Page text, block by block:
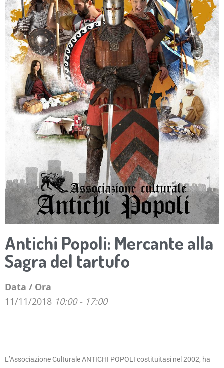
Antichi Popoli: Mercante alla
Sagra del tartufo
Data / Ora
11/11/2018 10:00 - 17:00
L’Associazione Culturale ANTICHI POPOLI costituitasi nel 2002, ha